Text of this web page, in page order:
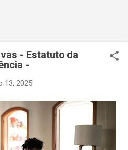
- Estatuto da
-
13, 2025